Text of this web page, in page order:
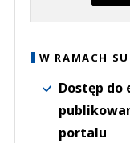
W RAMACH
Dostęp do
portalu